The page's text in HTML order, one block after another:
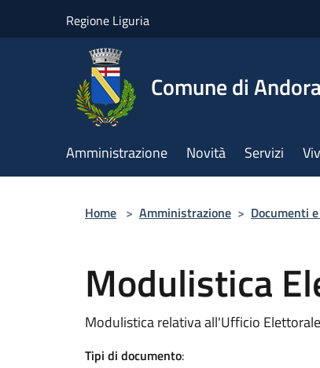
Regione Liguria
Comune di
Amministrazione Novità Servizi
Home > Amministrazione > Documenti
Modulistica
Modulistica relativa all'Ufficio Elettorale
Tipi di documento: